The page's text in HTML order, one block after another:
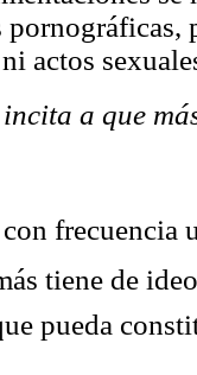
pornográficas,
actos
a que
frecuencia
tiene de
pueda